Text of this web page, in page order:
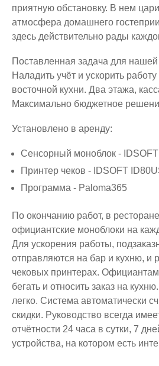
приятную обстановку. В нем
атмосфера домашнего
здесь действительно рады
Поставленная задача для
Наладить учёт и ускорить
восточной кухни. Два этажа,
Максимально бюджетное
Установлено в аренду:
Сенсорный моноблок -
Принтер чеков - IDSOFT
Программа - Paloma365
По окончанию работ, в
официантские моноблоки на
Для ускорения работы,
отправляются на бар и кухню, и
чековых принтерах.
бегать и относить заказ на
легко. Система автоматически
скидки. Руководство всегда
отчётности 24 часа в сутки, 7
устройства, на котором есть